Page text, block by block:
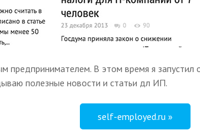
предпринимателем. В этом время я
полезные новости и статьи дл ИП.
self-employed.ru »